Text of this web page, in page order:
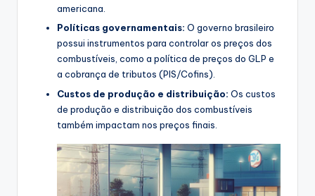
americana.
Políticas governamentais: O governo brasileiro
possui instrumentos para controlar os preços dos
combustíveis, como a política de preços do GLP e
a cobrança de tributos (PIS/Cofins).
Custos de produção e distribuição: Os custos
de produção e distribuição dos combustíveis
também impactam nos preços finais.